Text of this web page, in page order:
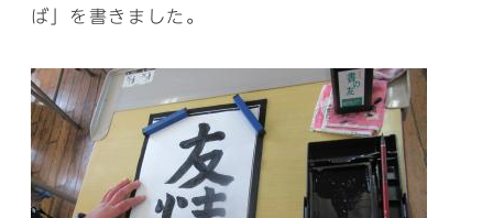
ば」を書きました。